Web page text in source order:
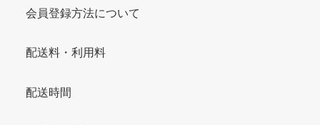
会員登録方法について
配送料・利用料
配送時間